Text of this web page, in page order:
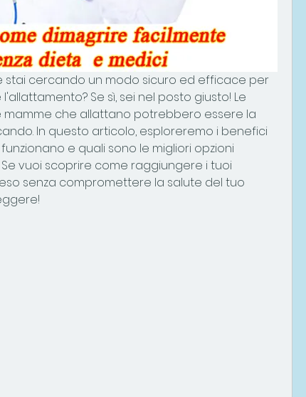
stai cercando un modo sicuro ed efficace per
Se sì, sei nel posto giusto! Le
mamme che allattano potrebbero essere la
In questo articolo, esploreremo i benefici
e quali sono le migliori opzioni
vuoi scoprire come raggiungere i tuoi
senza compromettere la salute del tuo